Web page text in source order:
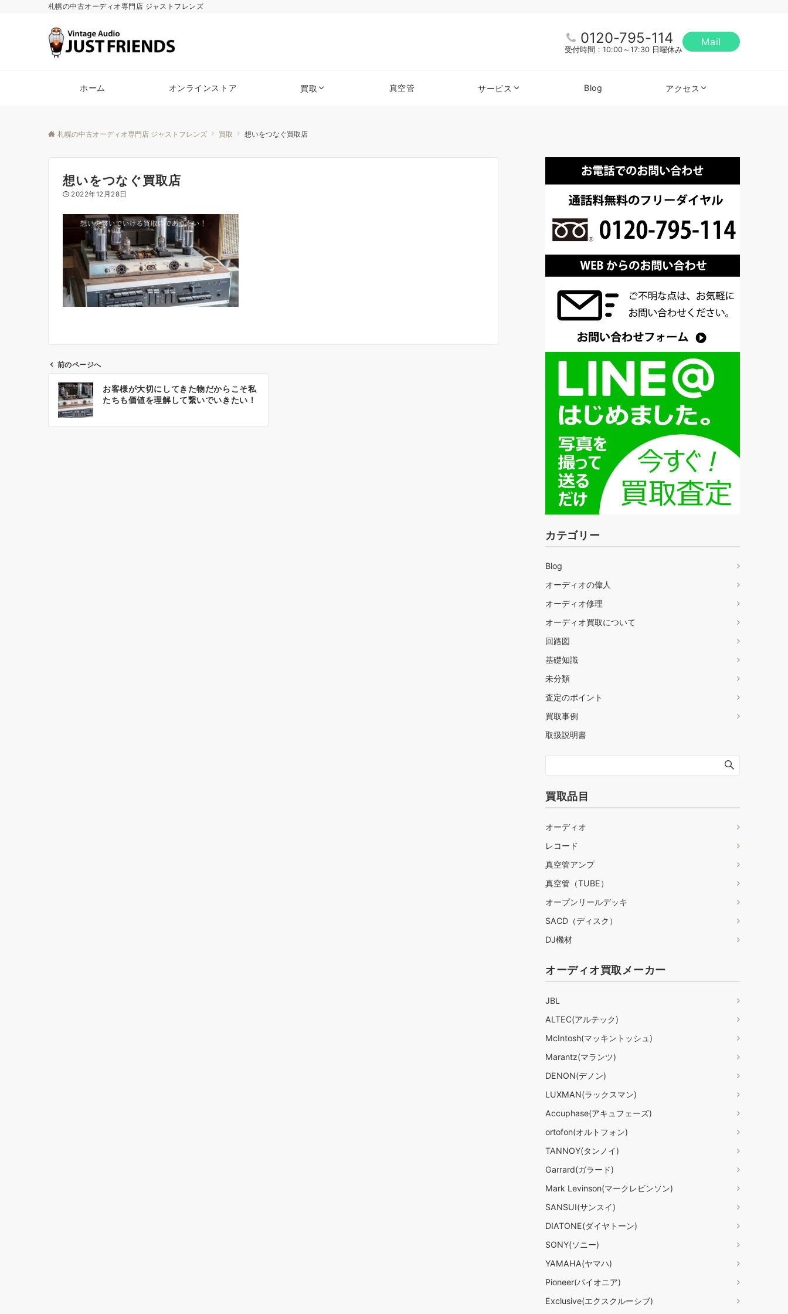
札幌の中古オーディオ専門店 ジャストフレンズ
0120-795-114
受付時間：10:00～17:30 日曜休み
Mail
ホーム オンラインストア 買取 真空管 サービス Blog アクセス
札幌の中古オーディオ専門店 ジャストフレンズ 買取 想いをつなぐ買取店
想いをつなぐ買取店
2022年12月28日
前のページへ
お客様が大切にしてきた物だからこそ私
たちも価値を理解して繋いでいきたい！
カテゴリー
Blog
オーディオの偉人
オーディオ修理
オーディオ買取について
回路図
基礎知識
未分類
査定のポイント
買取事例
取扱説明書
買取品目
オーディオ
レコード
真空管アンプ
真空管（TUBE）
オープンリールデッキ
SACD（ディスク）
DJ機材
オーディオ買取メーカー
JBL
ALTEC(アルテック)
McIntosh(マッキントッシュ)
Marantz(マランツ)
DENON(デノン)
LUXMAN(ラックスマン)
Accuphase(アキュフェーズ)
ortofon(オルトフォン)
TANNOY(タンノイ)
Garrard(ガラード)
Mark Levinson(マークレビンソン)
SANSUI(サンスイ)
DIATONE(ダイヤトーン)
SONY(ソニー)
YAMAHA(ヤマハ)
Pioneer(パイオニア)
Exclusive(エクスクルーシブ)